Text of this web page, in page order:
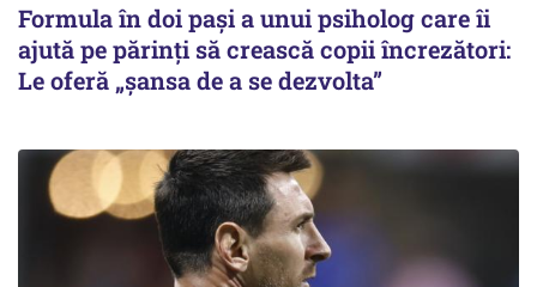
Formula în doi pași a unui psiholog care îi
ajută pe părinți să crească copii încrezători:
Le oferă „șansa de a se dezvolta”